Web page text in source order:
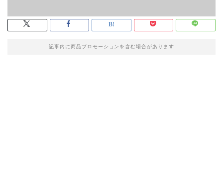
記事内に商品プロモーションを含む場合があります